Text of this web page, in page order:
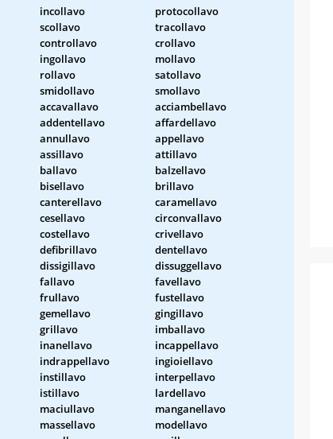
incollavo
protocollavo
scollavo
tracollavo
controllavo
crollavo
ingollavo
mollavo
rollavo
satollavo
smidollavo
smollavo
accavallavo
acciambellavo
addentellavo
affardellavo
annullavo
appellavo
assillavo
attillavo
ballavo
balzellavo
bisellavo
brillavo
canterellavo
caramellavo
cesellavo
circonvallavo
costellavo
crivellavo
defibrillavo
dentellavo
dissigillavo
dissuggellavo
fallavo
favellavo
frullavo
fustellavo
gemellavo
gingillavo
grillavo
imballavo
inanellavo
incappellavo
indrappellavo
ingioiellavo
instillavo
interpellavo
istillavo
lardellavo
maciullavo
manganellavo
massellavo
modellavo